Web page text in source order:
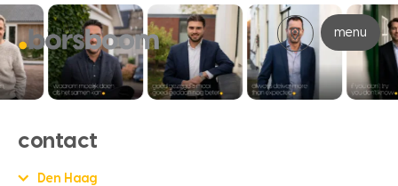
menu
contact
Den Haag